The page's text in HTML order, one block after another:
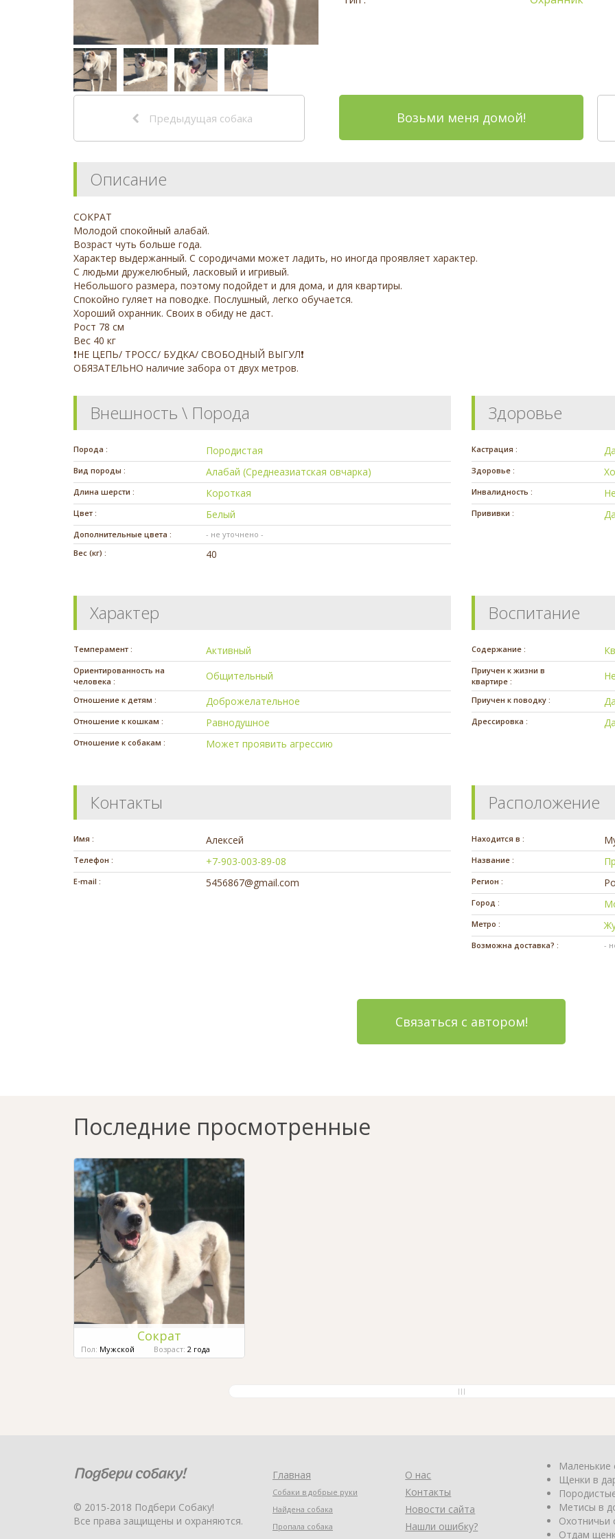
Предыдущая собака Возьми меня домой!
Описание
СОКРАТ
Молодой спокойный алабай.
Возраст чуть больше года.
Характер выдержанный. С сородичами может ладить, но иногда проявляет характер.
С людьми дружелюбный, ласковый и игривый.
Небольшого размера, поэтому подойдет и для дома, и для квартиры.
Спокойно гуляет на поводке. Послушный, легко обучается.
Хороший охранник. Своих в обиду не даст.
Рост 78 см
Вес 40 кг
❗️НЕ ЦЕПЬ/ ТРОСС/ БУДКА/ СВОБОДНЫЙ ВЫГУЛ❗️
ОБЯЗАТЕЛЬНО наличие забора от двух метров.
Внешность \ Порода
Порода : Породистая
Вид породы : Алабай (Среднеазиатская овчарка)
Длина шерсти : Короткая
Цвет : Белый
Дополнительные цвета :
- не уточнено -
Вес (кг) :
40
Здоровье
Кастрация :
Здоровье :
Инвалидность :
Прививки :
Характер
Темперамент : Активный
Ориентированность на
человека :
Общительный
Отношение к детям : Доброжелательное
Отношение к кошкам : Равнодушное
Отношение к собакам : Может проявить агрессию
Воспитание
Содержание :
Приучен к жизни в
квартире :
Приучен к поводку :
Дрессировка :
Контакты
Имя : Алексей
Телефон : +7-903-003-89-08
E-mail : 5456867@gmail.com
Расположение
Находится в :
Название :
Регион :
Город :
Метро :
Возможна доставка? : -
Связаться с автором!
Последние просмотренные
Сократ
Пол: Мужской Возраст: 2 года
© 2015-2018 Подбери Собаку!
Все права защищены и охраняются.
Главная
Собаки в добрые руки
Найдена собака
Пропала собака
О нас
Контакты
Новости сайта
Нашли ошибку?
Маленькие
Щенки в
Метисы в
Охотничьи
Отдам